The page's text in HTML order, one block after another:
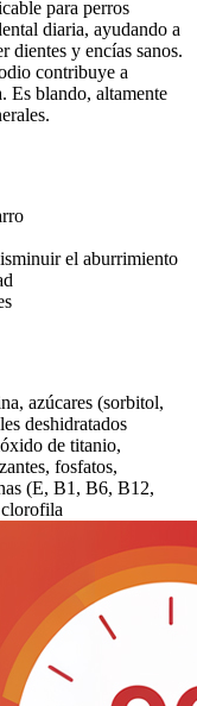
para perros
diaria, ayudando a
dientes y encías sanos.
contribuye a
Es blando, altamente
el aburrimiento
azúcares (sorbitol,
deshidratados
de titanio,
fosfatos,
(E, B1, B6, B12,